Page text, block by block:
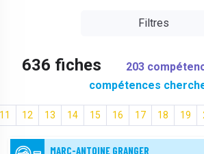
Filtres
636 fiches 203
compétences
12 13 14 15 16 17 18 19
MARC-ANTOINE GRANGER